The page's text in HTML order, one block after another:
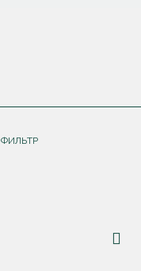
ФИЛЬТР